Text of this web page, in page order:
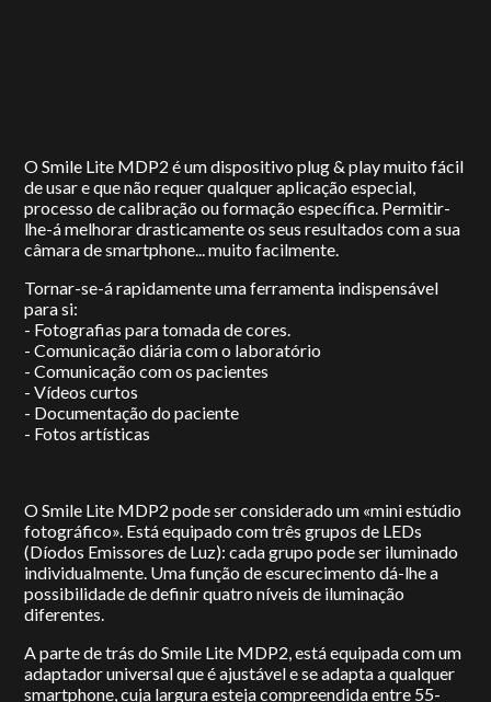
O Smile Lite MDP2 é um dispositivo plug & play muito fácil
de usar e que não requer qualquer aplicação especial,
processo de calibração ou formação específica. Permitir-
lhe-á melhorar drasticamente os seus resultados com a sua
câmara de smartphone... muito facilmente.
Tornar-se-á rapidamente uma ferramenta indispensável
para si:
- Fotografias para tomada de cores.
- Comunicação diária com o laboratório
- Comunicação com os pacientes
- Vídeos curtos
- Documentação do paciente
- Fotos artísticas
O Smile Lite MDP2 pode ser considerado um «mini estúdio
fotográfico». Está equipado com três grupos de LEDs
(Díodos Emissores de Luz): cada grupo pode ser iluminado
individualmente. Uma função de escurecimento dá-lhe a
possibilidade de definir quatro níveis de iluminação
diferentes.
A parte de trás do Smile Lite MDP2, está equipada com um
adaptador universal que é ajustável e se adapta a qualquer
smartphone, cuja largura esteja compreendida entre 55-